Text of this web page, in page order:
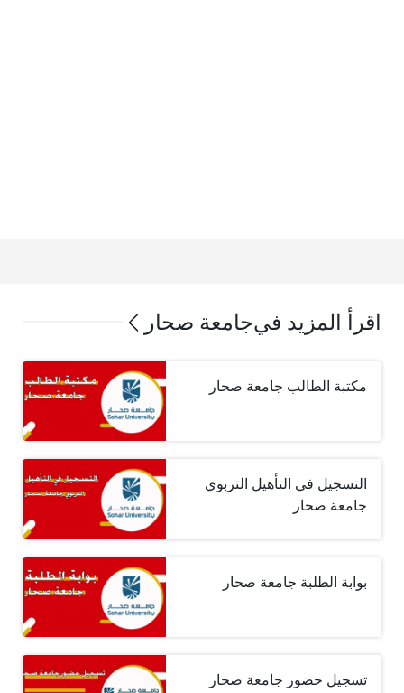
اقرأ المزيد فيجامعة صحار
مكتبة الطالب جامعة صحار
التسجيل في التأهيل التربوي
جامعة صحار
بوابة الطلبة جامعة صحار
تسجيل حضور جامعة صحار